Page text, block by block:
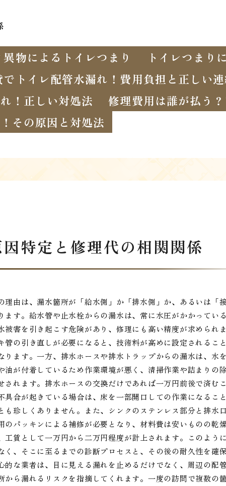
物によるトイレつまり
トイレつまり
でトイレ配管水漏れ！費用負担と正しい
！正しい対処法
修理費用は誰が払う
その原因と対処法
特定と修理代の相関関係
由は、漏水箇所が「給水側」か「排水側」か、あるいは「接
ます。給水管や止水栓からの漏水は、常に水圧がかかってい
害を引き起こす危険があり、修理にも高い精度が求められ
管の引き直しが必要になると、技術料が高めに設定されるこ
ります。一方、排水ホースや排水トラップからの漏水は、水
油が付着しているため作業環境が悪く、清掃作業や詰まりの
されます。排水ホースの交換だけであれば一万円前後で済む
具合が起きている場合は、床を一部開口しての作業になるこ
も珍しくありません。また、シンクのステンレス部分と排水
パッキンによる補修が必要となり、材料費は安いものの乾
賃として一万円から二万円程度が計上されます。このよう
、そこに至るまでの診断プロセスと、その後の耐久性を確
的な業者は、目に見える漏れを止めるだけでなく、周辺の配
ら漏れるリスクを指摘してくれます。一度の訪問で複数の